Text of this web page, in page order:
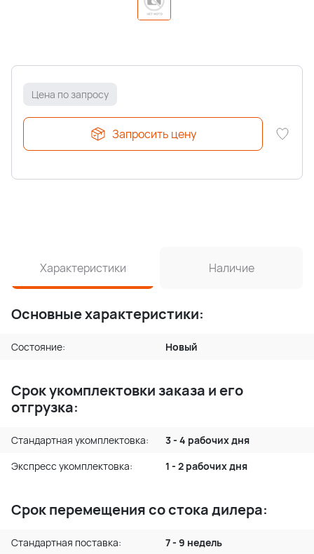
Цена по запросу
Запросить цену
Характеристики Наличие
Основные характеристики:
Состояние: Новый
Срок укомплектовки заказа и его
отгрузка:
Стандартная укомплектовка:
3 - 4 рабочих дня
Экспресс укомплектовка:
1 - 2 рабочих дня
Срок перемещения со стока дилера:
Стандартная поставка:
7 - 9 недель